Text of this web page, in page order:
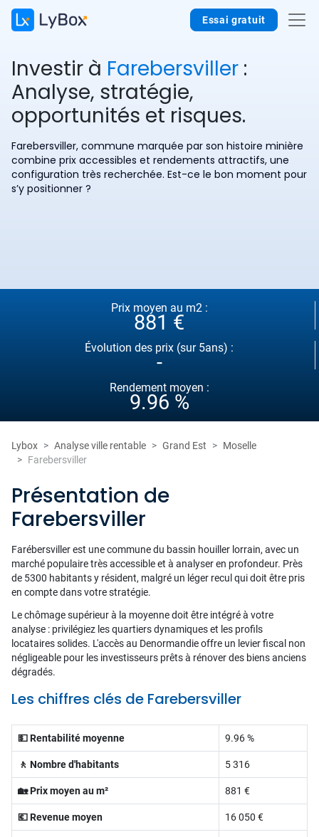
Essai gratuit
Investir à Farebersviller :
Analyse, stratégie,
opportunités et risques.
Farebersviller, commune marquée par son histoire minière
combine prix accessibles et rendements attractifs, une
configuration très recherchée. Est-ce le bon moment pour
s’y positionner ?
Prix moyen au m2 :
881 €
Évolution des prix (sur 5ans) :
-
Rendement moyen :
9.96 %
Lybox Analyse ville rentable Grand Est
Moselle
Farebersviller
Présentation de
Farebersviller
Farébersviller est une commune du bassin houiller lorrain, avec un
marché populaire très accessible et à analyser en profondeur. Près
de 5300 habitants y résident, malgré un léger recul qui doit être pris
en compte dans votre stratégie.
Le chômage supérieur à la moyenne doit être intégré à votre
analyse : privilégiez les quartiers dynamiques et les profils
locataires solides. L'accès au Denormandie offre un levier fiscal non
négligeable pour les investisseurs prêts à rénover des biens anciens
dégradés.
Les chiffres clés de Farebersviller
💵 Rentabilité moyenne 9.96 %
🚶 Nombre d'habitants 5 316
🏡 Prix moyen au m² 881 €
💶 Revenue moyen 16 050 €